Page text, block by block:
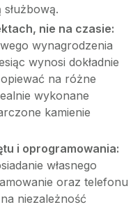
nie na czasie:
wynagrodzenia
wynosi dokładnie
na różne
wykonane
kamienie
i oprogramowania:
własnego
oraz telefonu
niezależność